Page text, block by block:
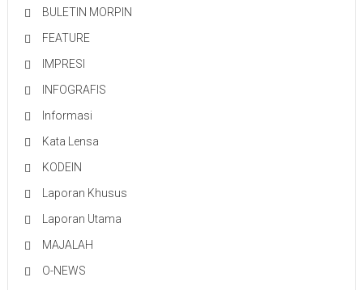
BULETIN MORPIN
FEATURE
IMPRESI
INFOGRAFIS
Informasi
Kata Lensa
KODEIN
Laporan Khusus
Laporan Utama
MAJALAH
O-NEWS